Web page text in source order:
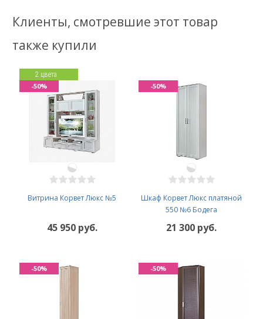
Клиенты, смотревшие этот товар
также купили
Витрина Корвет Люкс №5
2 цвета
45 950 руб.
-50%
Шкаф Корвет Люкс платяной
550 №6 Бодега
21 300 руб.
-50%
-50% -50%